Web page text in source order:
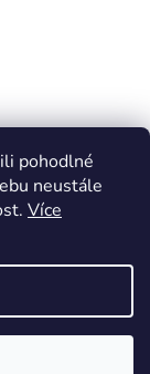
pohodlné
neustále
Více
X-VISION